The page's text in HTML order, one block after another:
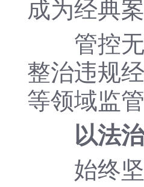
成为经典
管控无
整治违规
等领域监管
以法
始终坚